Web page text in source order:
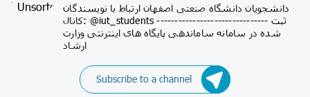
دانشجویان دانشگاه صنعتی اصفهان ارتباط با نویسندگان
کانال: @iut_students ------------------------------- ثبت
شده در سامانه ساماندهی پایگاه های اینترنتی وزارت
ارشاد
Subscribe to a channel